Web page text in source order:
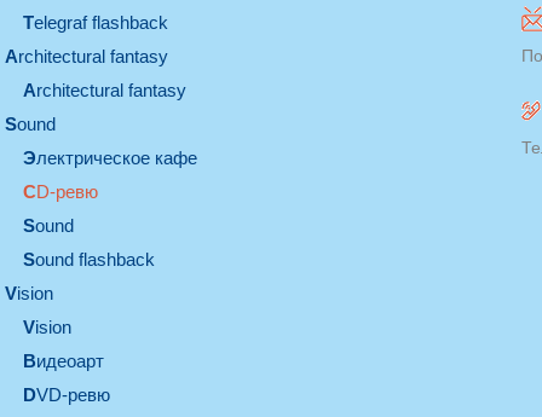
Telegraf flashback
architectural fantasy
architectural fantasy
sound
электрическое кафе
CD-ревю
sound
Sound flashback
vision
vision
видеоарт
DVD-ревю